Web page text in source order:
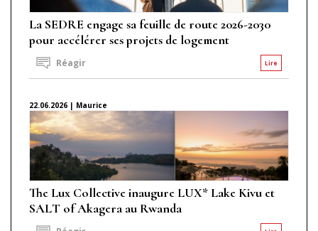
La SEDRE engage sa feuille de route 2026-2030
pour accélérer ses projets de logement
Lire
Réagir
22.06.2026 | Maurice
The Lux Collective inaugure LUX* Lake Kivu et
SALT of Akagera au Rwanda